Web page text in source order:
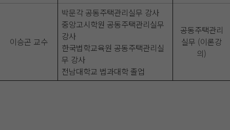
이승곤 교수
박문각 공동주택관리실무 강사
중앙고시학원 공동주택관리실무
강사
한국법학교육원 공동주택관리실
무 강사
전남대학교 법과대학 졸업
공동주택관리
실무 (이론강
의)